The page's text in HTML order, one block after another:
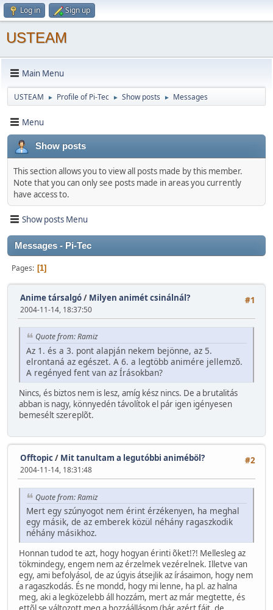
Log in Sign up
USTEAM
Main Menu
USTEAM ► Profile of Pi-Tec ► Show posts ► Messages
Menu
Show posts
This section allows you to view all posts made by this member.
Note that you can only see posts made in areas you currently
have access to.
Show posts Menu
Messages - Pi-Tec
Pages 1
#1
Anime társalgó/ Milyen animét csinálnál?
2004-11-14, 18:37:50
Quote from: Ramiz
Az 1. és a 3. pont alapján nekem bejönne, az 5.
elrontaná az egészet. A 6. a legtöbb animére jellemzõ.
A regényed fent van az Írásokban?
Nincs, és biztos nem is lesz, amíg kész nincs. De a brutalitás
abban is nagy, könnyedén távolítok el pár igen igényesen
bemesélt szereplõt.
#2
Offtopic/ Mit tanultam a legutóbbi animéböl?
2004-11-14, 18:31:48
Quote from: Ramiz
Mert egy szúnyogot nem érint érzékenyen, ha meghal
egy másik, de az emberek közül néhány ragaszkodik
néhány másikhoz.
Honnan tudod te azt, hogy hogyan érinti õket!?! Mellesleg az
tökmindegy, engem nem az érzelmek vezérelnek. Illetve van
egy, ami befolyásol, de az úgyis átsejlik az írásaimon, hogy nem
a ragaszkodás. És ne mondd, hogy mi lenne, ha pl. az halna
meg, aki a legközelebb áll hozzám, mert az már megtette, és